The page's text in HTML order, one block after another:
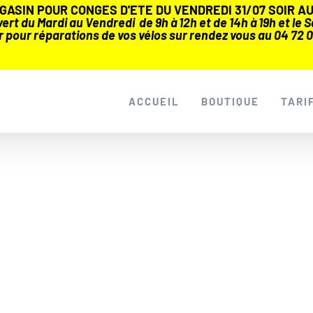
POUR CONGES D'ETE DU VENDREDI 31/07 SOIR
du Mardi au Vendredi de 9h à 12h et de 14h à 19h et le
pour réparations de vos vélos sur rendez vous au 04 72
ACCUEIL BOUTIQUE